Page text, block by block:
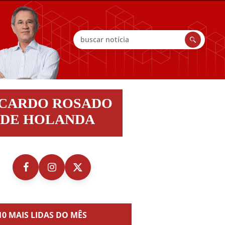
Buscar
ROSADO
DE HOLANDA
MAIS LIDAS DO MÊS